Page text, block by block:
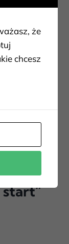
start”
że
chcesz